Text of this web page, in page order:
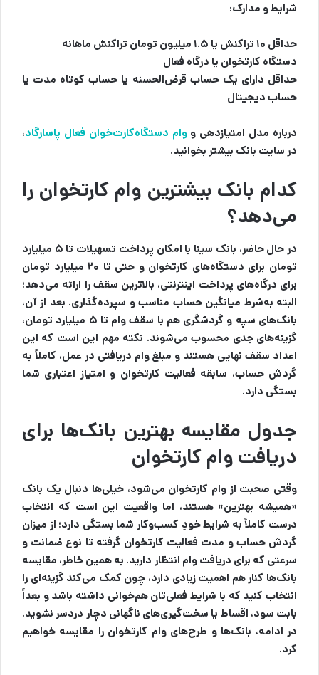
شرایط و مدارک:
حداقل ۱۰ تراکنش یا ۱.۵ میلیون تومان تراکنش ماهانه
دستگاه کارتخوان یا درگاه فعال
حداقل دارای یک حساب قرض‌الحسنه یا حساب کوتاه مدت یا
حساب دیجیتال
درباره مدل امتیازدهی ووام دستگاه‌کارت‌خوان فعال پاسارگاد،
در سایت بانک بیشتر بخوانید.
کدام بانک بیشترین وام کارتخوان را
می‌دهد؟
در حال حاضر، بانک سینا با امکان پرداخت تسهیلات تا ۵ میلیارد
تومان برای دستگاه‌های کارتخوان و حتی تا ۲۰ میلیارد تومان
برای درگاه‌های پرداخت اینترنتی، بالاترین سقف را ارائه می‌دهد؛
البته به‌شرط میانگین حساب مناسب و سپرده‌گذاری. بعد از آن،
بانک‌های سپه و گردشگری هم با سقف وام تا ۵ میلیارد تومان،
گزینه‌های جدی محسوب می‌شوند. نکته مهم این است که این
اعداد سقف نهایی هستند و مبلغ وام دریافتی در عمل، کاملاً به
گردش حساب، سابقه فعالیت کارتخوان و امتیاز اعتباری شما
بستگی دارد.
جدول مقایسه بهترین بانک‌ها برای
دریافت وام کارتخوان
وقتی صحبت از وام کارتخوان می‌شود، خیلی‌ها دنبال یک بانک
«همیشه بهترین» هستند، اما واقعیت این است که انتخاب
درست کاملاً به شرایط خودِ کسب‌وکار شما بستگی دارد؛ از میزان
گردش حساب و مدت فعالیت کارتخوان گرفته تا نوع ضمانت و
سرعتی که برای دریافت وام انتظار دارید. به همین خاطر، مقایسه
بانک‌ها کنار هم اهمیت زیادی دارد، چون کمک می‌کند گزینه‌ای را
انتخاب کنید که با شرایط فعلی‌تان هم‌خوانی داشته باشد و بعداً
بابت سود، اقساط یا سخت‌گیری‌های ناگهانی دچار دردسر نشوید.
در ادامه، بانک‌ها و طرح‌های وام کارتخوان را مقایسه خواهیم
کرد.